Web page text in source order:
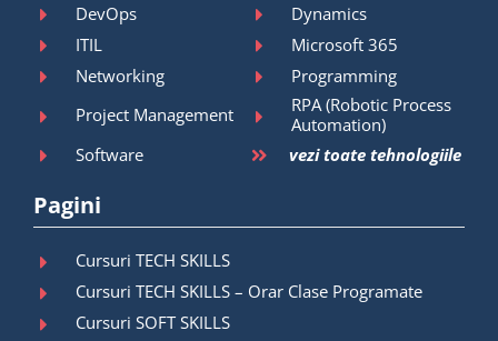
DevOps
Dynamics
ITIL
Microsoft 365
Networking
Programming
Project Management
RPA (Robotic Process
Automation)
Software
vezi toate tehnologiile
Pagini
Cursuri TECH SKILLS
Cursuri TECH SKILLS – Orar Clase Programate
Cursuri SOFT SKILLS